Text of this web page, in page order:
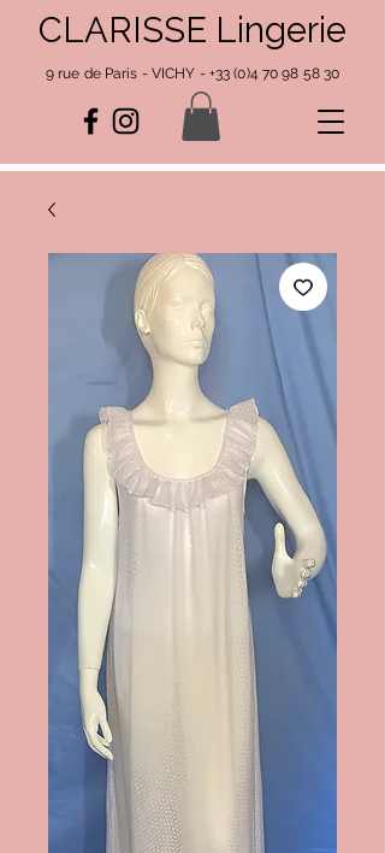
CLARISSE Lingerie
9 rue de Paris - VICHY - +33 (0)4 70 98 58 30